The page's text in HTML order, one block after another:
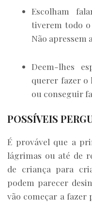
Escolham
tiverem todo
Não apressem
Deem-lhes
querer fazer o
ou conseguir
POSSÍVEIS
É provável que a
lágrimas ou até de
de criança para
podem parecer
vão começar a fazer